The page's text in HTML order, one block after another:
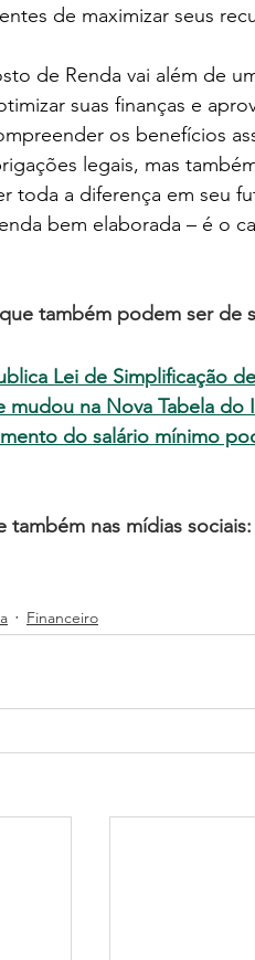
de maximizar seus
de Renda vai além de
suas finanças e
os benefícios
legais, mas
toda a diferença em seu
bem elaborada – é o
também podem ser de
Lei de Simplificação
mudou na Nova Tabela do
do salário mínimo
também nas mídias sociais:
Financeiro